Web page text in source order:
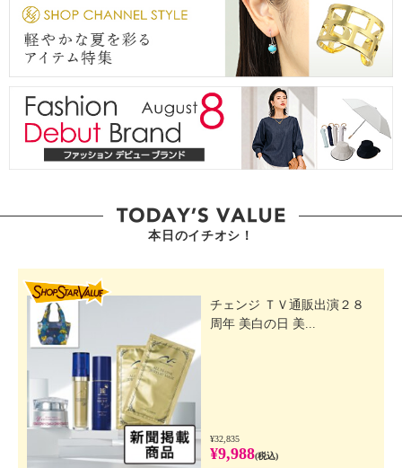
本日のイチオシ！
チェンジ ＴＶ通販出演２８
周年 美白の日 美...
¥32,835
¥9,988(税込)